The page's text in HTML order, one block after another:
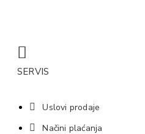
SERVIS
Uslovi prodaje
Načini plaćanja